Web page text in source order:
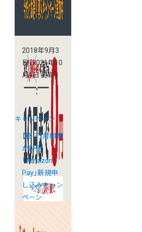
2018年9月3
日（2021年10
月1日 更新）
キャンペーン
【終了】月額費
が0円！
「Amazon
Pay」新規申
し込みキャン
ペーン